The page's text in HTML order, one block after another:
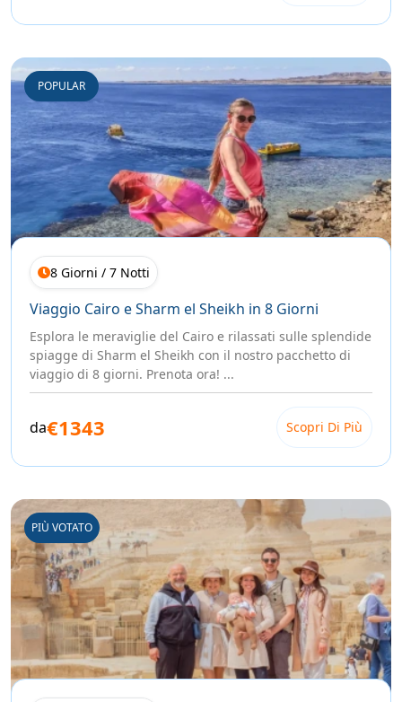
POPULAR
8 Giorni / 7 Notti
Viaggio Cairo e Sharm el Sheikh in 8 Giorni
Esplora le meraviglie del Cairo e rilassati sulle splendide
spiagge di Sharm el Sheikh con il nostro pacchetto di
viaggio di 8 giorni. Prenota ora! ...
da€1343 Scopri Di Più
PIÙ VOTATO